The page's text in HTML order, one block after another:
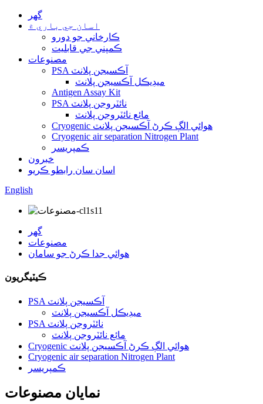
گهر
اسان جي باري ۾
ڪارخاني جو دورو
ڪمپني جي قابليت
مصنوعات
PSA آڪسيجن پلانٽ
ميڊيڪل آڪسيجن پلانٽ
Antigen Assay Kit
PSA نائٽروجن پلانٽ
مائع نائٽروجن پلانٽ
Cryogenic هوائي الڳ ڪرڻ آڪسيجن پلانٽ
Cryogenic air separation Nitrogen Plant
ڪمپريسر
خبرون
اسان سان رابطو ڪريو
English
گهر
مصنوعات
هوائي جدا ڪرڻ جو سامان
ڪيٽيگريون
PSA آڪسيجن پلانٽ
ميڊيڪل آڪسيجن پلانٽ
PSA نائٽروجن پلانٽ
مائع نائٽروجن پلانٽ
Cryogenic هوائي الڳ ڪرڻ آڪسيجن پلانٽ
Cryogenic air separation Nitrogen Plant
ڪمپريسر
نمايان مصنوعات